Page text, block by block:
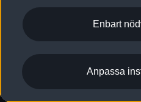
Lediga tjänster huvudkontor
Lediga tjänster hos Audi
Kommentar till
Enbart
Anpassa